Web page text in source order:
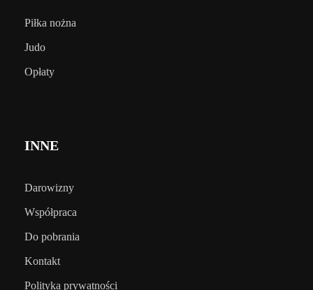
Piłka nożna
Judo
Opłaty
INNE
Darowizny
Współpraca
Do pobrania
Kontakt
Polityka prywatności